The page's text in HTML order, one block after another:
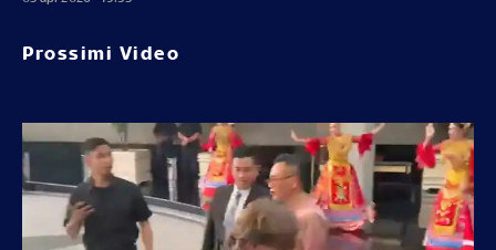
Prossimi Video